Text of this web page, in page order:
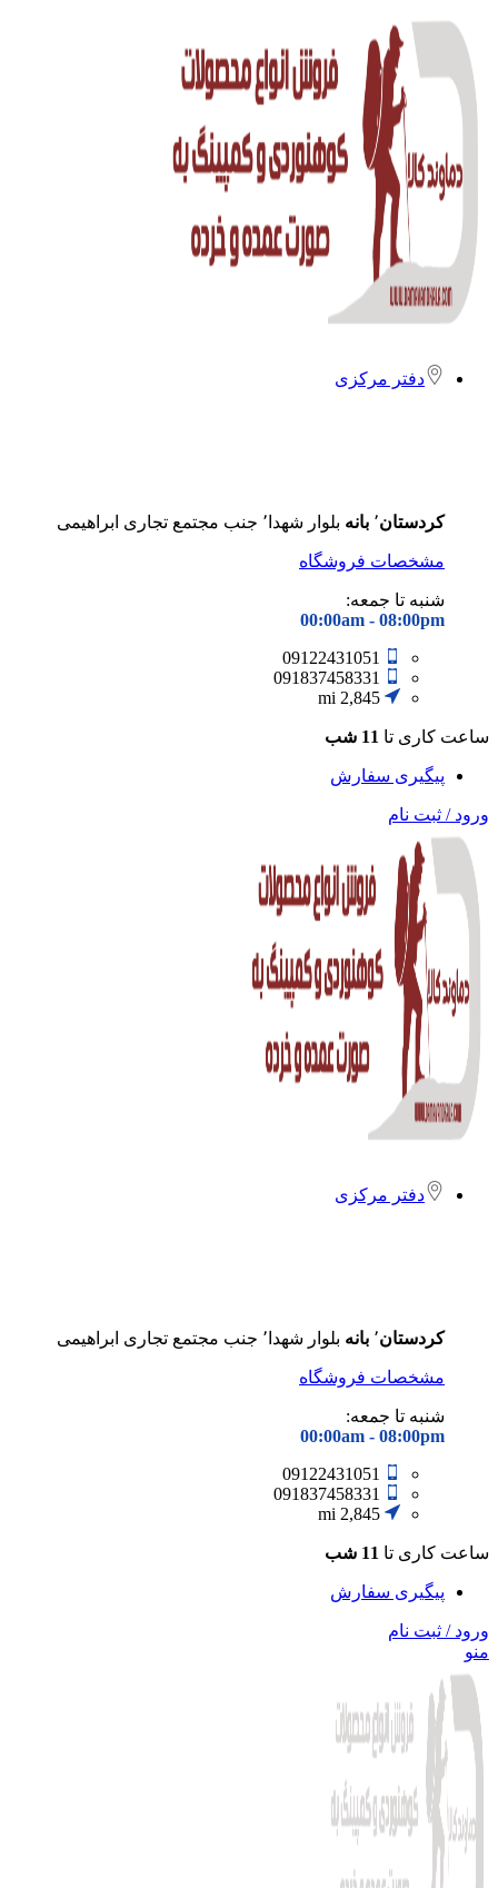
دفتر مرکزی
کردستان٬ بانه بلوار شهدا٬ جنب مجتمع تجاری ابراهیمی
مشخصات فروشگاه
شنبه تا جمعه:
00:00am - 08:00pm
09122431051
091837458331
2,845 mi
ساعت کاری تا 11 شب
پیگیری سفارش
ورود / ثبت نام
دفتر مرکزی
کردستان٬ بانه بلوار شهدا٬ جنب مجتمع تجاری ابراهیمی
مشخصات فروشگاه
شنبه تا جمعه:
00:00am - 08:00pm
09122431051
091837458331
2,845 mi
ساعت کاری تا 11 شب
پیگیری سفارش
ورود / ثبت نام
منو